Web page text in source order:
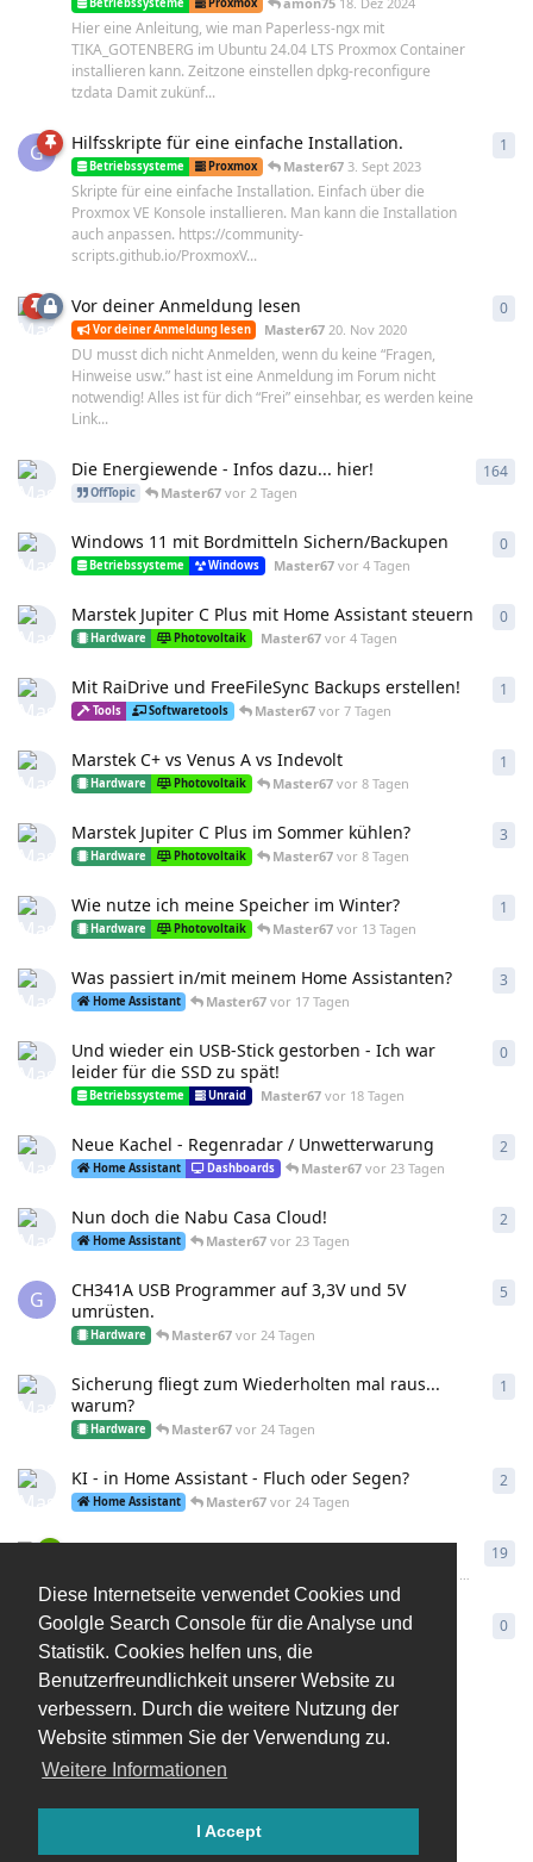
Diese Internetseite verwendet Cookies und
Goolgle Search Console für die Analyse und
Statistik. Cookies helfen uns, die
Benutzerfreundlichkeit unserer Website zu
verbessern. Durch die weitere Nutzung der
Website stimmen Sie der Verwendung zu.
Weitere Informationen
I Accept
Betriebssysteme Proxmox
Hier eine Anleitung, wie man Paperless-ngx mit
TIKA_GOTENBERG im Ubuntu 24.04 LTS Proxmox Container
installieren kann. Zeitzone einstellen dpkg-reconfigure
tzdata Damit zukünf...
G Hilfsskripte für eine einfache Installation.
Betriebssysteme Proxmox Master67 3. Sept 2023
Skripte für eine einfache Installation. Einfach über die
Proxmox VE Konsole installieren. Man kann die Installation
auch anpassen. https://community-
scripts.github.io/ProxmoxV...
1
Vor deiner Anmeldung lesen
Vor deiner Anmeldung lesen Master67 20. Nov 2020
DU musst dich nicht Anmelden, wenn du keine “Fragen,
Hinweise usw.” hast ist eine Anmeldung im Forum nicht
notwendig! Alles ist für dich “Frei” einsehbar, es werden keine
Link...
0
Die Energiewende - Infos dazu... hier!
OffTopic Master67 vor 2 Tagen
164
Windows 11 mit Bordmitteln Sichern/Backupen
Betriebssysteme Windows Master67 vor 4 Tagen
0
Marstek Jupiter C Plus mit Home Assistant steuern
Hardware Photovoltaik Master67 vor 4 Tagen
0
Mit RaiDrive und FreeFileSync Backups erstellen!
Tools Softwaretools Master67 vor 7 Tagen
1
Marstek C+ vs Venus A vs Indevolt
Hardware Photovoltaik Master67 vor 8 Tagen
1
Marstek Jupiter C Plus im Sommer kühlen?
Hardware Photovoltaik Master67 vor 8 Tagen
3
Wie nutze ich meine Speicher im Winter?
Hardware Photovoltaik Master67 vor 13 Tagen
1
Was passiert in/mit meinem Home Assistanten?
Home Assistant Master67 vor 17 Tagen
3
Und wieder ein USB-Stick gestorben - Ich war
leider für die SSD zu spät!
Betriebssysteme Unraid Master67 vor 18 Tagen
0
Neue Kachel - Regenradar / Unwetterwarung
Home Assistant Dashboards Master67 vor 23 Tagen
2
Nun doch die Nabu Casa Cloud!
Home Assistant Master67 vor 23 Tagen
2
G
CH341A USB Programmer auf 3,3V und 5V
umrüsten.
Hardware Master67 vor 24 Tagen
5
Sicherung fliegt zum Wiederholten mal raus...
warum?
Hardware Master67 vor 24 Tagen
1
KI - in Home Assistant - Fluch oder Segen?
Home Assistant Master67 vor 24 Tagen
2
Umbrel Server - Leider kaum bekannt.. 19
Indevolt BK 1600 Ultra als Cluster - Zweimal BK
1600 Ultra
Master67 vor einem Monat
0
Mehr laden